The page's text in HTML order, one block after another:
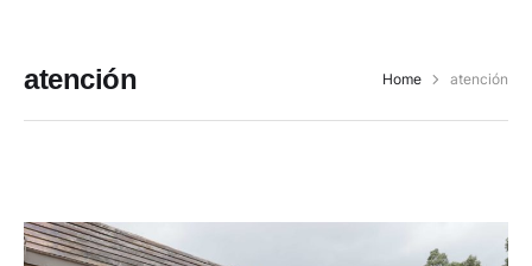
atención Home atención